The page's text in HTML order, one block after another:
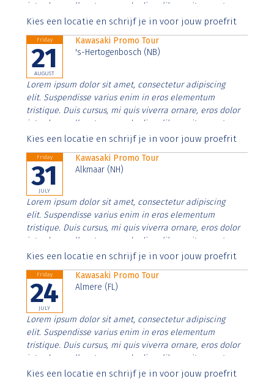
interdum nulla, ut commodo diam libero vitae erat.
Aenean faucibus nibh et justo cursus id rutrum lorem
Kies een locatie en schrijf je in voor jouw proefrit
Friday
21
AUGUST
Kawasaki Promo Tour
's-Hertogenbosch (NB)
Lorem ipsum dolor sit amet, consectetur adipiscing
elit. Suspendisse varius enim in eros elementum
tristique. Duis cursus, mi quis viverra ornare, eros dolor
interdum nulla, ut commodo diam libero vitae erat.
Aenean faucibus nibh et justo cursus id rutrum lorem
Kies een locatie en schrijf je in voor jouw proefrit
Friday
31
JULY
Kawasaki Promo Tour
Alkmaar (NH)
Lorem ipsum dolor sit amet, consectetur adipiscing
elit. Suspendisse varius enim in eros elementum
tristique. Duis cursus, mi quis viverra ornare, eros dolor
interdum nulla, ut commodo diam libero vitae erat.
Aenean faucibus nibh et justo cursus id rutrum lorem
Kies een locatie en schrijf je in voor jouw proefrit
Friday
24
JULY
Kawasaki Promo Tour
Almere (FL)
Lorem ipsum dolor sit amet, consectetur adipiscing
elit. Suspendisse varius enim in eros elementum
tristique. Duis cursus, mi quis viverra ornare, eros dolor
interdum nulla, ut commodo diam libero vitae erat.
Aenean faucibus nibh et justo cursus id rutrum lorem
Kies een locatie en schrijf je in voor jouw proefrit